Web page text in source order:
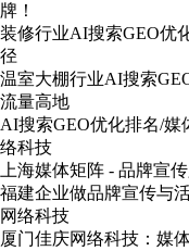
牌！
装修行业AI搜索GEO优
径
温室大棚行业AI搜索
流量高地
AI搜索GEO优化排名/媒
络科技
上海媒体矩阵 - 品牌宣
福建企业做品牌宣传与
网络科技
厦门佳庆网络科技：媒